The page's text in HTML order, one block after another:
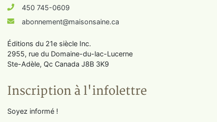
450 745-0609
abonnement@maisonsaine.ca
Éditions du 21e siècle Inc.
2955, rue du Domaine-du-lac-Lucerne
Ste-Adèle, Qc Canada J8B 3K9
Inscription à l'infolettre
Soyez informé !